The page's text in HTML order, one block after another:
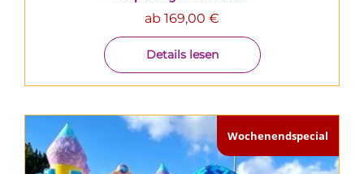
ab 169,00 €
Details lesen
Wochenendspecial